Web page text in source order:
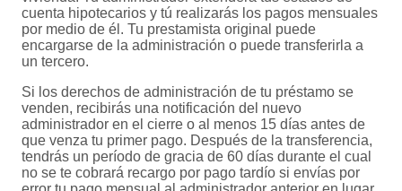
cuenta hipotecarios y tú realizarás los pagos mensuales
por medio de él. Tu prestamista original puede
encargarse de la administración o puede transferirla a
un tercero.
Si los derechos de administración de tu préstamo se
venden, recibirás una notificación del nuevo
administrador en el cierre o al menos 15 días antes de
que venza tu primer pago. Después de la transferencia,
tendrás un período de gracia de 60 días durante el cual
no se te cobrará recargo por pago tardío si envías por